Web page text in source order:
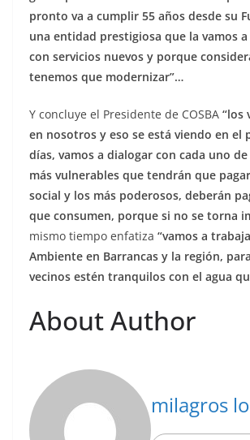
pronto va a cumplir 55 años desde su
una entidad prestigiosa que la vamos
con servicios nuevos y porque
tenemos que modernizar”…
Y concluye el Presidente de COSBA “los
en nosotros y eso se está viendo en el
días, vamos a dialogar con cada uno
más vulnerables que tendrán que
social y los más poderosos, deberán
que consumen, porque si no se torna
mismo tiempo enfatiza “vamos a
Ambiente en Barrancas y la región,
vecinos estén tranquilos con el agua
About Author
milagros